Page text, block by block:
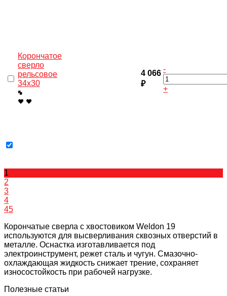
Корончатое
сверло
рельсовое
34x30
4 066
₽
-
+
1
2
3
4
45
Корончатые сверла с хвостовиком Weldon 19
используются для высверливания сквозных отверстий в
металле. Оснастка изготавливается под
электроинструмент, режет сталь и чугун. Смазочно-
охлаждающая жидкость снижает трение, сохраняет
износостойкость при рабочей нагрузке.
Полезные статьи